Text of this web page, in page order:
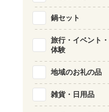
鍋セット
旅行・イベント・
体験
地域のお礼の品
雑貨・日用品